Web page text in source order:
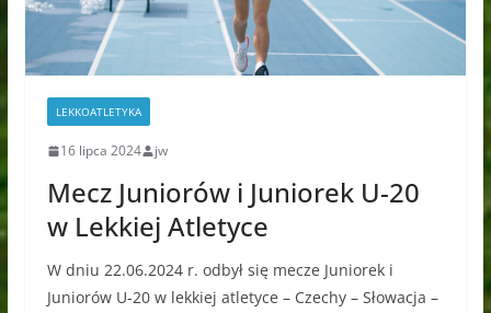
LEKKOATLETYKA
16 lipca 2024 jw
Mecz Juniorów i Juniorek U-20
w Lekkiej Atletyce
W dniu 22.06.2024 r. odbył się mecze Juniorek i
Juniorów U-20 w lekkiej atletyce – Czechy – Słowacja –